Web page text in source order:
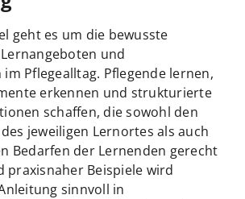
geht es um die bewusste
und
Pflegealltag. Pflegende lernen,
erkennen und strukturierte
schaffen, die sowohl den
jeweiligen Lernortes als auch
Bedarfen der Lernenden gerecht
praxisnaher Beispiele wird
sinnvoll in